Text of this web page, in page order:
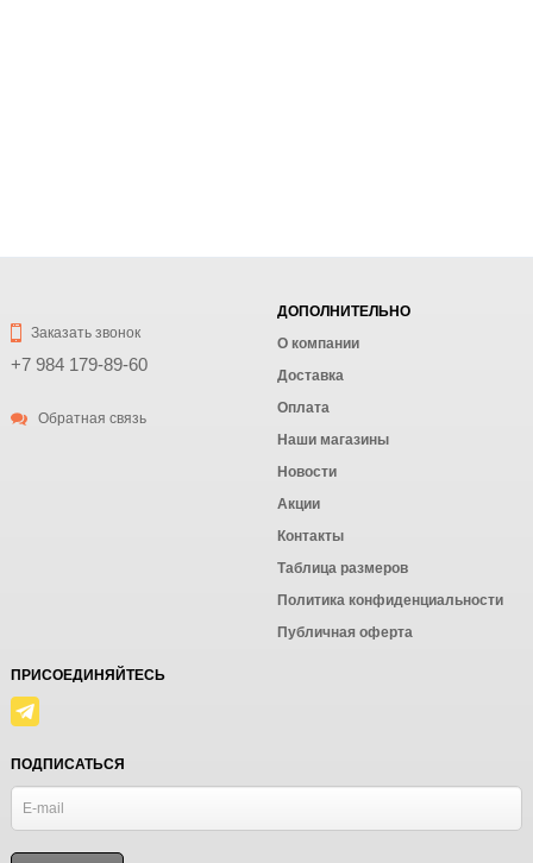
Заказать звонок
+7 984 179-89-60
Обратная связь
ДОПОЛНИТЕЛЬНО
О компании
Доставка
Оплата
Наши магазины
Новости
Акции
Контакты
Таблица размеров
Политика конфиденциальности
Публичная оферта
ПРИСОЕДИНЯЙТЕСЬ
ПОДПИСАТЬСЯ